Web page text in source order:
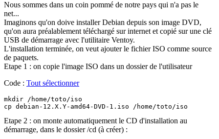
Nous sommes dans un coin pommé de notre pays qui n'a pas le
net...
Imaginons qu'on doive installer Debian depuis son image DVD,
qu'on aura préalablement téléchargé sur internet et copié sur une clé
USB de démarrage avec l'utilitaire Ventoy.
L'installation terminée, on veut ajouter le fichier ISO comme source
de paquets.
Etape 1 : on copie l'image ISO dans un dossier de l'utilisateur
Code : Tout sélectionner
mkdir /home/toto/iso
cp debian-12.X.Y-amd64-DVD-1.iso /home/toto/iso
Etape 2 : on monte automatiquement le CD d'installation au
démarrage, dans le dossier /cd (à créer) :